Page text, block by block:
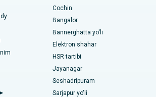
toping
eng yaxshi shifoxona
eng yaxshi shifoxona
yaxshi kasalxona, Laknau
sektordagi eng yaxshi shifoxona
eng yaxshi shifoxona
jarrohligi
Cochin
Bangalor
Bannerghatta yo'li
Elektron shahar
HSR tartibi
Jayanagar
Seshadripuram
Sarjapur yo'li